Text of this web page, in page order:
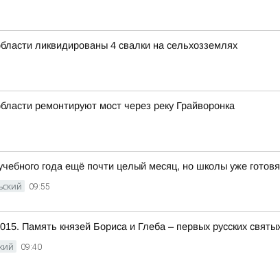
ликвидированы 4 свалки на сельхозземлях
ремонтируют мост через реку Грайворонка
года ещё почти целый месяц, но школы уже
09:55
Память князей Бориса и Глеба – первых русских
09:40